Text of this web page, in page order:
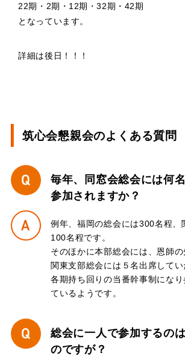
22期・2期・12期・32期・42期
となっています。
詳細は後日！！！
筑心会懇親会のよくある質問
Q
毎年、同窓会総会には何
参加されますか？
A
例年、福岡の総会には300名程、
100名程です。
そのほかに本部総会には、恩師の
関東支部総会には５名出席してい
各期持ち回りの当番幹事制になり
ているようです。
Q
総会に一人で参加するの
のですが？